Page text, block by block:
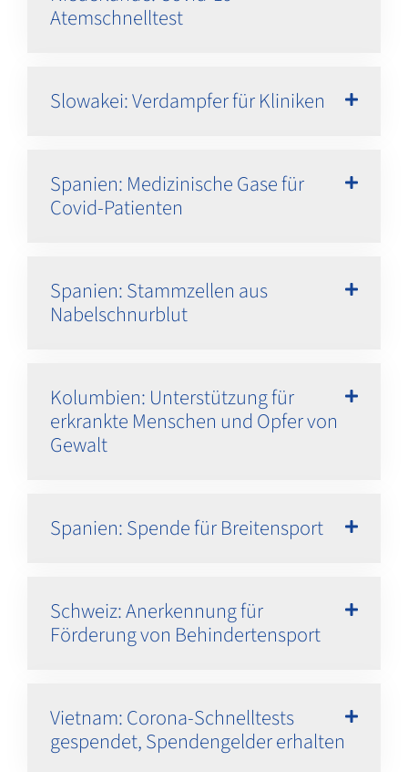
Atemschnelltest
Slowakei: Verdampfer für Kliniken
Spanien: Medizinische Gase für
Covid-Patienten
Spanien: Stammzellen aus
Nabelschnurblut
Kolumbien: Unterstützung für
erkrankte Menschen und Opfer von
Gewalt
Spanien: Spende für Breitensport
Schweiz: Anerkennung für
Förderung von Behindertensport
Vietnam: Corona-Schnelltests
gespendet, Spendengelder erhalten